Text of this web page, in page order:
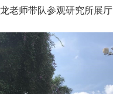
老师带队参观研究所展厅